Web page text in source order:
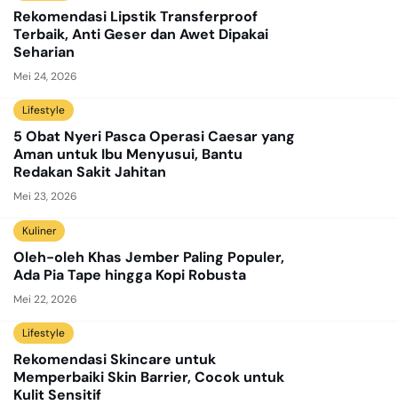
Rekomendasi Lipstik Transferproof
Terbaik, Anti Geser dan Awet Dipakai
Seharian
Mei 24, 2026
Lifestyle
5 Obat Nyeri Pasca Operasi Caesar yang
Aman untuk Ibu Menyusui, Bantu
Redakan Sakit Jahitan
Mei 23, 2026
Kuliner
Oleh-oleh Khas Jember Paling Populer,
Ada Pia Tape hingga Kopi Robusta
Mei 22, 2026
Lifestyle
Rekomendasi Skincare untuk
Memperbaiki Skin Barrier, Cocok untuk
Kulit Sensitif